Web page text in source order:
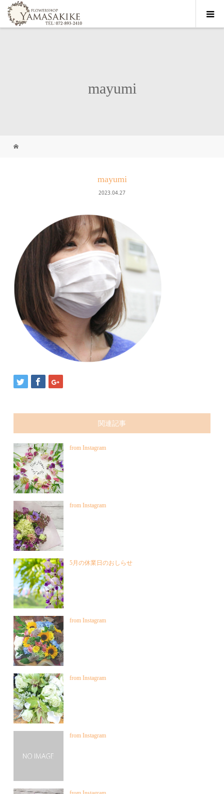
mayumi
mayumi
2023.04.27
関連記事
from Instagram
from Instagram
5月の休業日のおしらせ
from Instagram
from Instagram
from Instagram